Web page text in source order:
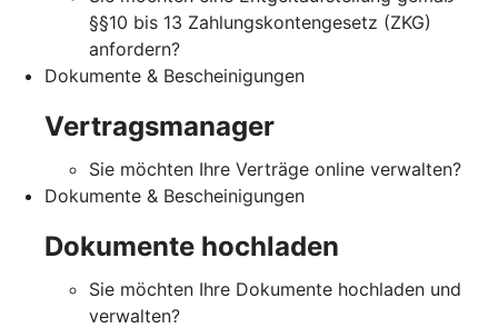
§§10 bis 13 Zahlungskontengesetz (ZKG)
anfordern?
Dokumente & Bescheinigungen
Vertragsmanager
Sie möchten Ihre Verträge online verwalten?
Dokumente & Bescheinigungen
Dokumente hochladen
Sie möchten Ihre Dokumente hochladen und
verwalten?